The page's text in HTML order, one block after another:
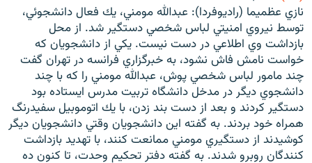
فرکانس‌ها
گزارش‌های تصویری
گزارش‌های ویدئویی
زنان فردا
English
به ما بپیوندید
نازي عظميما (راديوفردا): عبدالله مومني، يك فعال دانشجوئي،
توسط نيروي امنيتي لباس شخصي دستگير شد. از محل
بازداشت وي اطلاعي در دست نيست. يكي از دانشجويان كه
خواست نامش فاش نشود، به خبرگزاري فرانسه در تهران گفت
چند مامور لباس شخصي پوش، عبدالله مومني را كه با چند
دانشجوي ديگر در مدخل دانشگاه تربيت مدرس ايستاده بود
دستگير كردند و بعد از دست بند زدن، با يك اتوموبيل سفيدرنگ
همراه خود بردند. به گفته اين دانشجويان وقتي دانشجويان ديگر
كوشيدند از دستگيري مومني ممانعت كنند، با تهديد بازداشت
كنندگان روبرو شدند. به گفته دفتر تحكيم وحدت، تا كنون ده